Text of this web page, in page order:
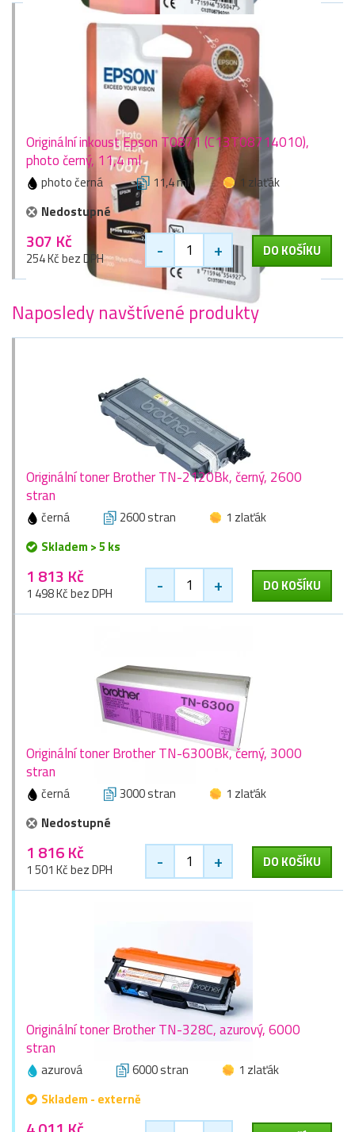
Originální inkoust Epson T0871 (C13T08714010),
photo černý, 11,4 ml
photo černá 11,4 ml
1 zlaťák
Nedostupné
307 Kč
254 Kč bez DPH - + DO KOŠÍKU
Naposledy navštívené produkty
Originální toner Brother TN-2120Bk, černý, 2600
stran
černá 2600 stran
1 zlaťák
Skladem > 5 ks
1 813 Kč
1 498 Kč bez DPH - + DO KOŠÍKU
Originální toner Brother TN-6300Bk, černý, 3000
stran
černá 3000 stran
1 zlaťák
Nedostupné
1 816 Kč
1 501 Kč bez DPH - + DO KOŠÍKU
Originální toner Brother TN-328C, azurový, 6000
stran
azurová 6000 stran
1 zlaťák
Skladem - externě